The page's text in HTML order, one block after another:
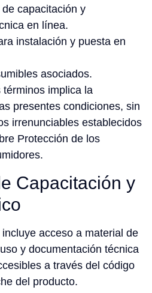
capacitación y
en línea.
instalación y puesta en
asociados.
implica la
presentes condiciones, sin
irrenunciables establecidos
Protección de los
Capacitación y
acceso a material de
y documentación técnica
a través del código
del producto.